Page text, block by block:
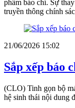
phẩm báo chí. Sự
truyền thông chính
21/06/2026 15:02
Sắp xếp báo
(CLO) Tinh gọn bộ
hệ sinh thái nội dung